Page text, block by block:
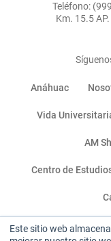
Este sitio web
Teléfono:
Km. 15.5
Anáhuac
Vida
AM
Centro de
Miembro de: